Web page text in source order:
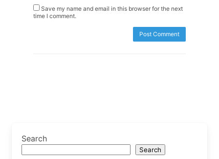
Save my name and email in this browser for the next
time I comment.
Search
Search